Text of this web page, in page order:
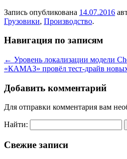
Запись опубликована 14.07.2016
Грузовики, Производство.
Навигация по записям
← Уровень локализации модели
«КАМАЗ» провёл тест-драйв
Добавить комментарий
Для отправки комментария вам
Найти:
Свежие записи